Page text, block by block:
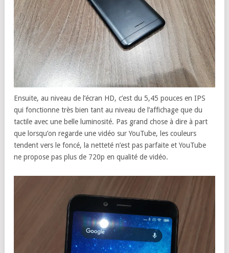
Ensuite, au niveau de l’écran HD, c’est du 5,45 pouces en IPS
qui fonctionne très bien tant au niveau de l’affichage que du
tactile avec une belle luminosité. Pas grand chose à dire à part
que lorsqu’on regarde une vidéo sur YouTube, les couleurs
tendent vers le foncé, la netteté n’est pas parfaite et YouTube
ne propose pas plus de 720p en qualité de vidéo.